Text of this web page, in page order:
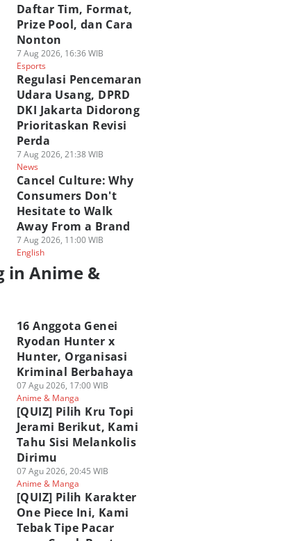
Pilih Karakter
Piece Ini, Kami
Tipe Pacar
Cocok Buatmu
2026, 19:45 WIB
& Manga
Play Quiz
7 Karakter One Piece
yang Haoshoku
Haki-nya Paling
Mendekati Joy Boy
07 Agu 2026, 18:00 WIB
Anime & Manga
Daftar Tim, Format,
Prize Pool, dan Cara
Nonton
7 Aug 2026, 16:36 WIB
Esports
Regulasi Pencemaran
Udara Usang, DPRD
DKI Jakarta Didorong
Prioritaskan Revisi
Perda
7 Aug 2026, 21:38 WIB
News
Cancel Culture: Why
Consumers Don't
Hesitate to Walk
Away From a Brand
7 Aug 2026, 11:00 WIB
English
in Anime &
16 Anggota Genei
Ryodan Hunter x
Hunter, Organisasi
Kriminal Berbahaya
07 Agu 2026, 17:00 WIB
Anime & Manga
[QUIZ] Pilih Kru Topi
Jerami Berikut, Kami
Tahu Sisi Melankolis
Dirimu
07 Agu 2026, 20:45 WIB
Anime & Manga
[QUIZ] Pilih Karakter
One Piece Ini, Kami
Tebak Tipe Pacar